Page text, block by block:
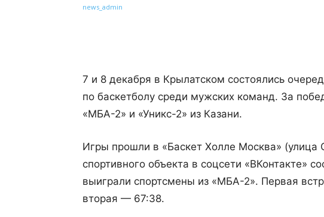
7 и 8 декабря в Крылатском состоялись
по баскетболу среди мужских команд. За
«МБА-2» и «Уникс-2» из Казани.
Игры прошли в «Баскет Холле Москва» (улица
спортивного объекта в соцсети «ВКонтакте»
выиграли спортсмены из «МБА-2». Первая
вторая — 67:38.